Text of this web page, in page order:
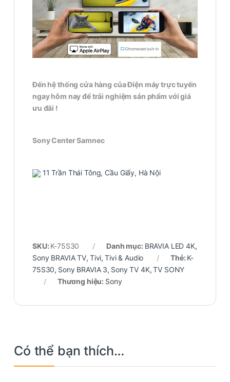
Đến hệ thống cửa hàng của Điện máy trực tuyến
ngay hôm nay để trải nghiệm sản phẩm với giá
ưu đãi !
Sony Center Samnec
11 Trần Thái Tông, Cầu Giấy, Hà Nội
SKU: K-75S30 Danh mục: BRAVIA LED 4K,
Sony BRAVIA TV, Tivi, Tivi & Audio Thẻ: K-
75S30, Sony BRAVIA 3, Sony TV 4K,TV SONY
Thương hiệu: Sony
Có thể bạn thích…